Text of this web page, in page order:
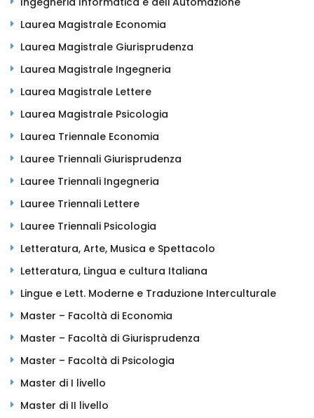
Laurea Magistrale Economia
Laurea Magistrale Giurisprudenza
Laurea Magistrale Ingegneria
Laurea Magistrale Lettere
Laurea Magistrale Psicologia
Laurea Triennale Economia
Lauree Triennali Giurisprudenza
Lauree Triennali Ingegneria
Lauree Triennali Lettere
Lauree Triennali Psicologia
Letteratura, Arte, Musica e Spettacolo
Letteratura, Lingua e cultura Italiana
Lingue e Lett. Moderne e Traduzione Interculturale
Master – Facoltà di Economia
Master – Facoltà di Giurisprudenza
Master – Facoltà di Psicologia
Master di I livello
Master di II livello